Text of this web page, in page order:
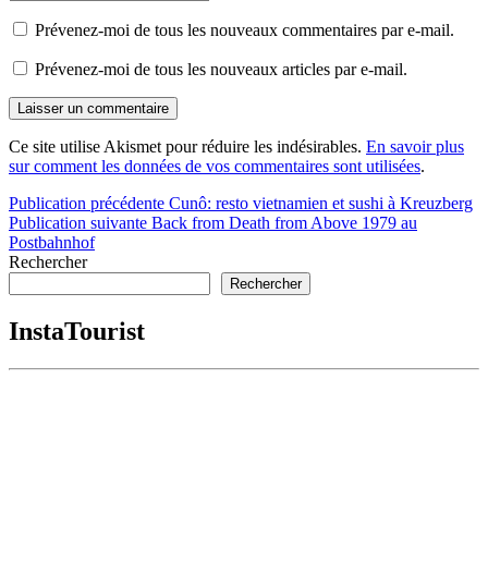
Prévenez-moi de tous les nouveaux commentaires par e-mail.
Prévenez-moi de tous les nouveaux articles par e-mail.
Ce site utilise Akismet pour réduire les indésirables. En savoir plus
sur comment les données de vos commentaires sont utilisées.
Navigation
de
l’article
Publication précédente Cunô: resto vietnamien et sushi à Kreuzberg
Publication suivante Back from Death from Above 1979 au
Postbahnhof
Rechercher
Rechercher
InstaTourist